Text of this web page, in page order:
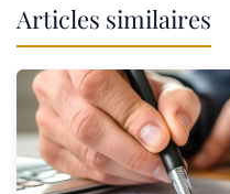
Articles similaires